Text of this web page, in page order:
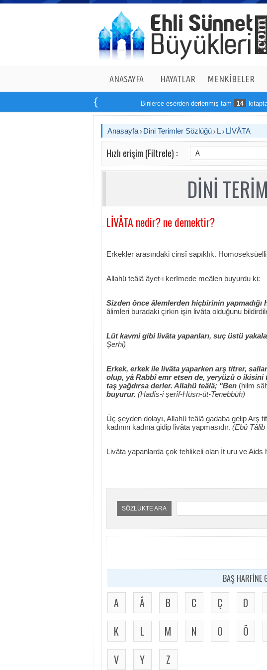
ANASAYFA HAYATLAR MENKÎBELER
Binlerce eserden derlenmiş tam 14 kitaptan
Anasayfa Dini Terimler Sözlüğü L LİVÂTA
Hızlı erişim (Filtrele) :
DİNİ
LİVÂTA nedir? ne demektir?
Erkekler arasındaki cinsî sapıklık.
Allahü teâlâ âyet-i kerîmede meâlen buyurdu ki:
Sizden önce âlemlerden hiçbirinin yapmadığı
âlimleri buradaki çirkin işin livâta olduğunu
Lût kavmi gibi livâta yapanları, suç üstü
Şerhi)
Erkek, erkek ile livâta yaparken arş titrer,
olup, yâ Rabbî emr etsen de, yeryüzü o ikisini
taş yağdırsa derler. Allahü teâlâ; "Ben (hilm
buyurur. (Hadîs-i şerîf-Hüsn-üt-Tenebbüh)
Üç şeyden dolayı, Allahü teâlâ gadaba gelip Arş
kadının kadına gidip livâta yapmasıdır. (Ebû
Livâta yapanlarda çok tehlikeli olan İt uru ve Aids
SÖZLÜKTE ARA
BAŞ HARFİNE
A Â B C Ç D
K
L M N O Ö
V
Y Z